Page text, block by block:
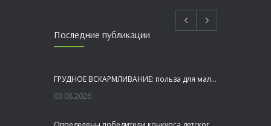
Последние публикации
ГРУДНОЕ ВСКАРМЛИВАНИЕ: польза для малыша и мамы
03.08.2026